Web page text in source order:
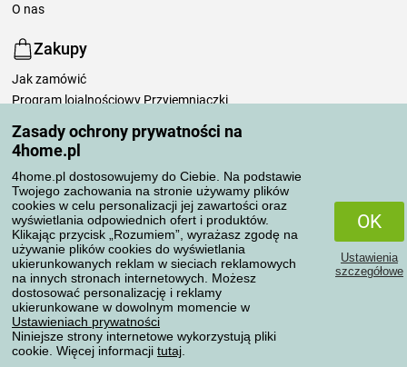
Zasady ochrony prywatności na
4home.pl
4home.pl dostosowujemy do Ciebie. Na podstawie
Twojego zachowania na stronie używamy plików
cookies w celu personalizacji jej zawartości oraz
wyświetlania odpowiednich ofert i produktów.
Klikając przycisk „Rozumiem”, wyrażasz zgodę na
używanie plików cookies do wyświetlania
ukierunkowanych reklam w sieciach reklamowych
na innych stronach internetowych. Możesz
dostosować personalizację i reklamy
ukierunkowane w dowolnym momencie w
Ustawieniach prywatności
Niniejsze strony internetowe wykorzystują pliki
cookie. Więcej informacji tutaj
OK
Ustawienia
szczegółowe
O nas
Zakupy
Jak zamówić
Program lojalnościowy Przyjemniaczki
Możliwości płatności
Dlaczego warto kupować u nas
Ustawienia prywatności
Regulamin
Pielęgnacja pościeli
Twoje zamówienia
Moje konto
Moje zamówienia
Reklamacje
Odstąpienie od umowy